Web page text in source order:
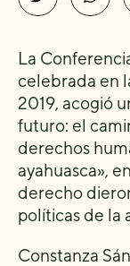
La
celebrada en
2019, acogió
futuro: el
derechos
ayahuasca»,
derecho
políticas de la
Constanza